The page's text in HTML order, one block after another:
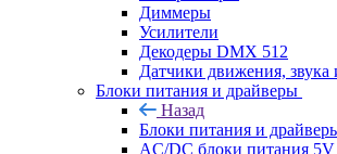
Диммеры
Усилители
Декодеры DMX 512
Датчики движения, звука
Блоки питания и драйверы
Назад
Блоки питания и
AC/DC блоки питания 5V